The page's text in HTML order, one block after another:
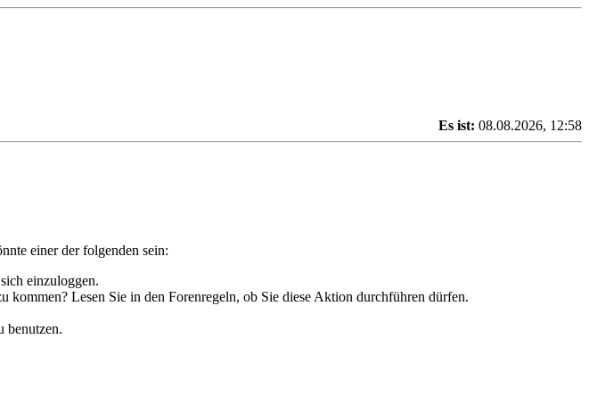
Es ist: 08.08.2026, 12:58
einer der folgenden sein:
einzuloggen.
kommen? Lesen Sie in den Forenregeln, ob Sie diese Aktion durchführen dürfen.
benutzen.